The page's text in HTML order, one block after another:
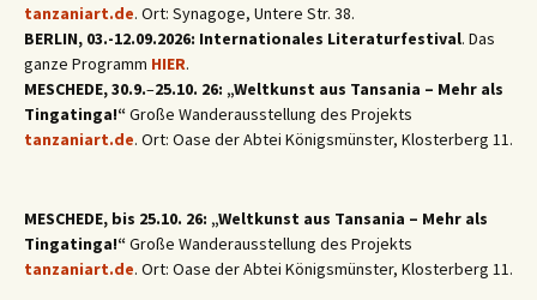
tanzaniart.de. Ort: Synagoge, Untere Str. 38.
BERLIN, 03.-12.09.2026: Internationales Literaturfestival. Das
ganze Programm HIER.
MESCHEDE, 30.9.–25.10. 26: „Weltkunst aus Tansania – Mehr als
Tingatinga!“Große Wanderausstellung des Projekts
tanzaniart.de. Ort: Oase der Abtei Königsmünster, Klosterberg 11.
MESCHEDE, bis 25.10. 26: „Weltkunst aus Tansania – Mehr als
Tingatinga!“Große Wanderausstellung des Projekts
tanzaniart.de. Ort: Oase der Abtei Königsmünster, Klosterberg 11.